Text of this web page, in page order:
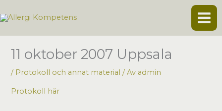
till
11 oktober 2007 Uppsala
/ Protokoll och annat material / Av admin
Protokoll här